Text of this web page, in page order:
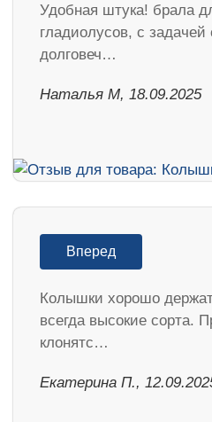
Удобная штука! брала
гладиолусов, с задачей
долговеч…
Наталья М, 18.09.2025
Вперед
Колышки хорошо
всегда высокие сорта.
клонятс…
Екатерина П.,